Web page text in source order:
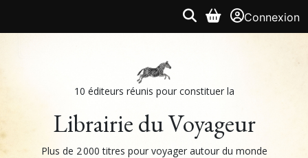
Connexion
10 éditeurs réunis pour constituer la
Librairie du Voyageur
Plus de 2 000 titres pour voyager autour du monde